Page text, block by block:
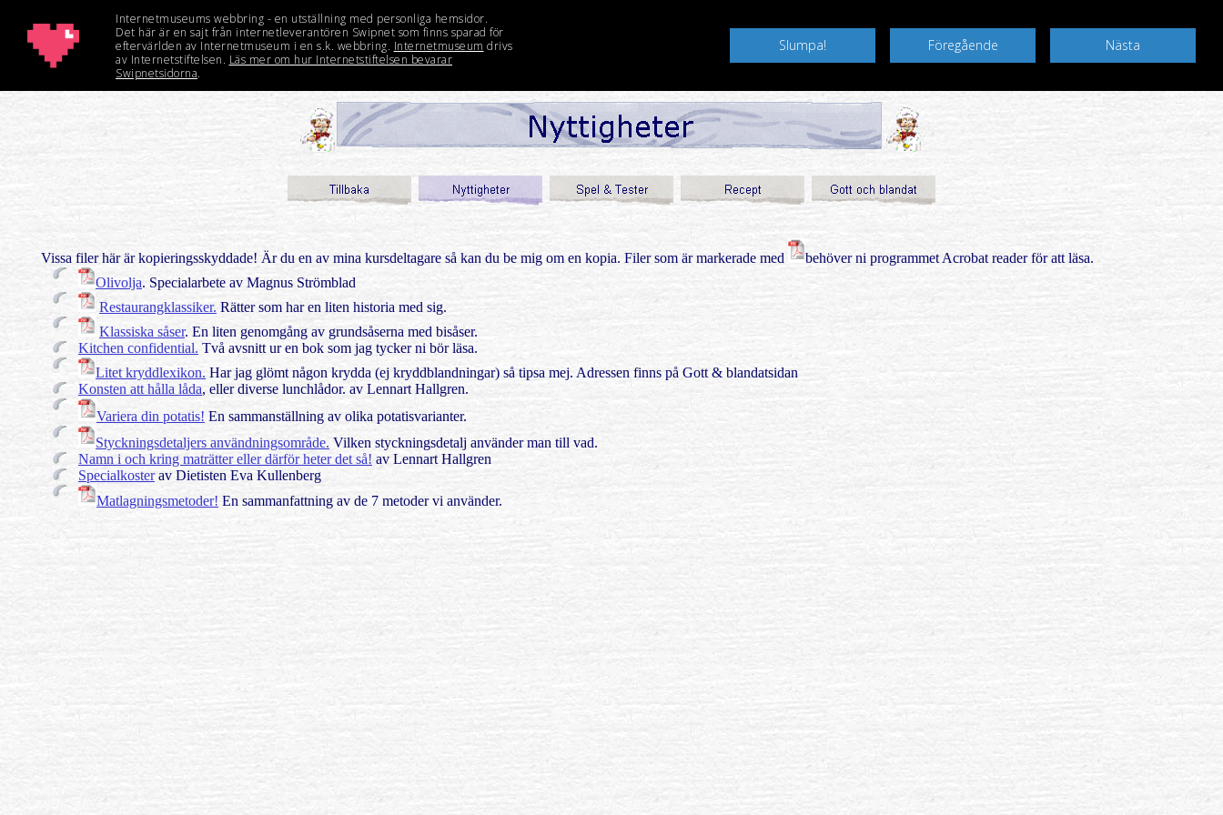
Vissa filer här är kopieringsskyddade! Är du en av mina kursdeltagare så kan du be mig om en kopia. Filer som är markerade med
behöver ni programmet Acrobat reader för att läsa.
Olivolja. Specialarbete av Magnus Strömblad
Restaurangklassiker. Rätter som har en liten historia med sig.
Klassiska såser. En liten genomgång av grundsåserna med bisåser.
Kitchen confidential. Två avsnitt ur en bok som jag tycker ni bör läsa.
Litet kryddlexikon. Har jag glömt någon krydda (ej kryddblandningar) så tipsa mej. Adressen finns på Gott & blandatsidan
Konsten att hålla låda, eller diverse lunchlådor. av Lennart Hallgren.
Variera din potatis! En sammanställning av olika potatisvarianter.
Styckningsdetaljers användningsområde. Vilken styckningsdetalj använder man till vad.
Namn i och kring maträtter eller därför heter det så! av Lennart Hallgren
Specialkosterav Dietisten Eva Kullenberg
Matlagningsmetoder! En sammanfattning av de 7 metoder vi använder.